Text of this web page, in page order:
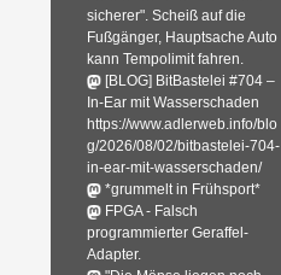
sicherer". Scheiß auf die
Fußgänger, Hauptsache Auto
kann Tempolimit fahren.
[BLOG] BitBastelei #704 –
In-Ear mit Wasserschaden
https://www.adlerweb.info/blo
g/2026/08/02/bitbastelei-704-
in-ear-mit-wasserschaden/
*grummelt in Frühsport*
FPGA - Falsch
programmierter Geraffel-
Adapter.